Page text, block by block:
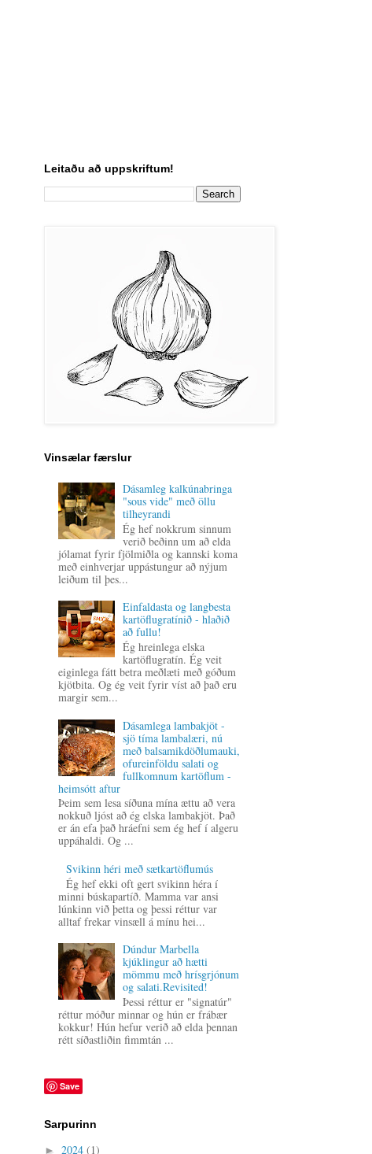
Leitaðu að uppskriftum!
Vinsælar færslur
Dásamleg kalkúnabringa
"sous vide" með öllu
tilheyrandi
Ég hef nokkrum sinnum
verið beðinn um að elda
jólamat fyrir fjölmiðla og kannski koma
með einhverjar uppástungur að nýjum
leiðum til þes...
Einfaldasta og langbesta
kartöflugratínið - hlaðið
að fullu!
Ég hreinlega elska
kartöflugratín. Ég veit
eiginlega fátt betra meðlæti með góðum
kjötbita. Og ég veit fyrir víst að það eru
margir sem...
Dásamlega lambakjöt -
sjö tíma lambalæri, nú
með balsamikdöðlumauki,
ofureinföldu salati og
fullkomnum kartöflum -
heimsótt aftur
Þeim sem lesa síðuna mína ættu að vera
nokkuð ljóst að ég elska lambakjöt. Það
er án efa það hráefni sem ég hef í algeru
uppáhaldi. Og ...
Svikinn héri með sætkartöflumús
Ég hef ekki oft gert svikinn héra í
minni búskapartíð. Mamma var ansi
lúnkinn við þetta og þessi réttur var
alltaf frekar vinsæll á mínu hei...
Dúndur Marbella
kjúklingur að hætti
mömmu með hrísgrjónum
og salati.Revisited!
Þessi réttur er "signatúr"
réttur móður minnar og hún er frábær
kokkur! Hún hefur verið að elda þennan
rétt síðastliðin fimmtán ...
Save
Sarpurinn
► 2024 (1)